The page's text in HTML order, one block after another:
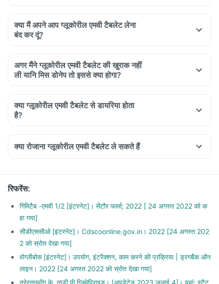
क्या मैं अपने आप ग्लूकोरील एमवी टैबलेट लेना
बंद कर दूं?
अगर मैंने ग्लूकोरील एमवी टैबलेट की खुराक नहीं
ली यानि मिस डोनेप तो इससे क्या होगा?
क्या ग्लूकोरील एमवी टैबलेट से डायरिया होता
है?
क्या रोजाना ग्लूकोरील एमवी टैबलेट ले सकते हैं
रिफरेंस:
गिमिटैब -एमवी 1/2 [इंटरनेट]। सेंटौर फार्मा; 2022 [ 24 अगस्त 2022 को क
हा गया]
सीडीएससीओ [इंटरनेट]। Cdscoonline.gov.in। 2022 [24 अगस्त 202
2 को स्रोत देखा गया]
वोग्लीबोस [इंटरनेट]। उपयोग, इंटरैक्शन, काम करने की प्रक्रिया | ड्रगबैंक ऑन
लाइन। 2022 [24 अगस्त 2022 को स्रोत देखा गया]
त्रेरत्तनवोंग के, ताड़ी पी ग्लिमेपिराइड। [अपडेटेड 2023 जुलाई 4]। यहां: स्टैट